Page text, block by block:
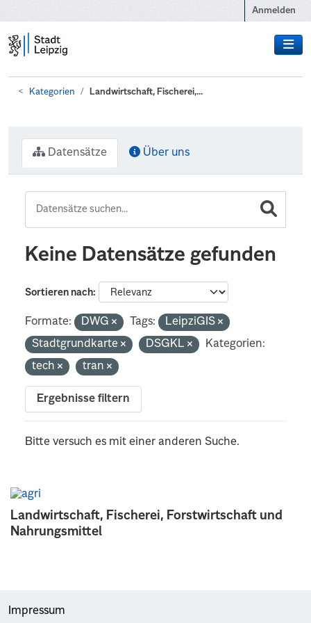
Anmelden
Kategorien Landwirtschaft, Fischerei,...
Landwirtschaft, Fischerei, Forstwirtschaft und
Nahrungsmittel
Datensätze Über uns
Keine Datensätze gefunden
Sortieren nach
Formate: DWG Tags:
LeipziGIS
Stadtgrundkarte
DSGKL
Kategorien:
tech
tran
Ergebnisse filtern
Bitte versuch es mit einer anderen Suche.
Impressum